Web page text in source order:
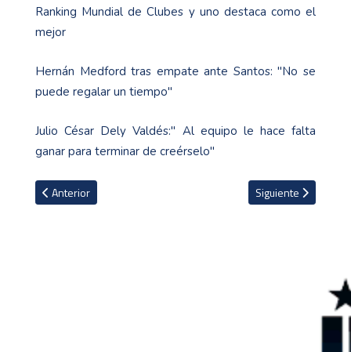
Ranking Mundial de Clubes y uno destaca como el
mejor
Hernán Medford tras empate ante Santos: "No se
puede regalar un tiempo"
Julio César Dely Valdés:" Al equipo le hace falta
ganar para terminar de creérselo"
Artículo anterior: Portero boliviano sufrió una rotura del tendón
Anterior Artículo siguiente:
Siguiente